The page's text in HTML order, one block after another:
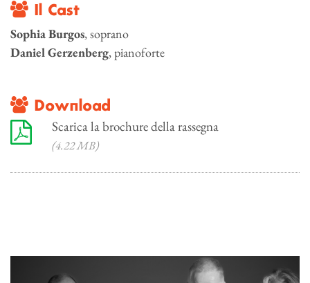
Il Cast
Sophia Burgos, soprano
Daniel Gerzenberg, pianoforte
Download
Scarica la brochure della rassegna
(4.22 MB)